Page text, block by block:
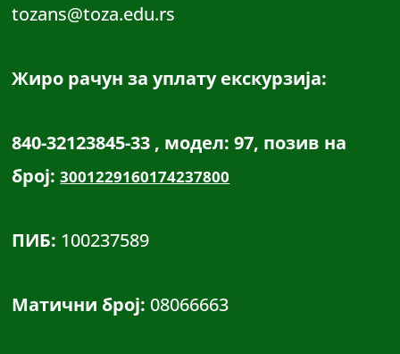
tozans@toza.edu.rs
Жиро рачун за уплату екскурзија:
840-32123845-33 , модел: 97, позив на
број:3001229160174237800
ПИБ: 100237589
Матични број: 08066663